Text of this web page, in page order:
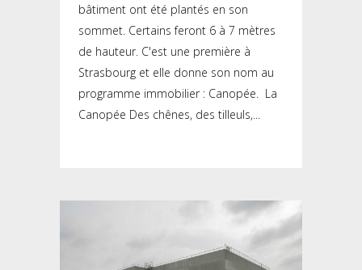
bâtiment ont été plantés en son
sommet. Certains feront 6 à 7 mètres
de hauteur. C'est une première à
Strasbourg et elle donne son nom au
programme immobilier : Canopée. La
Canopée Des chênes, des tilleuls,...